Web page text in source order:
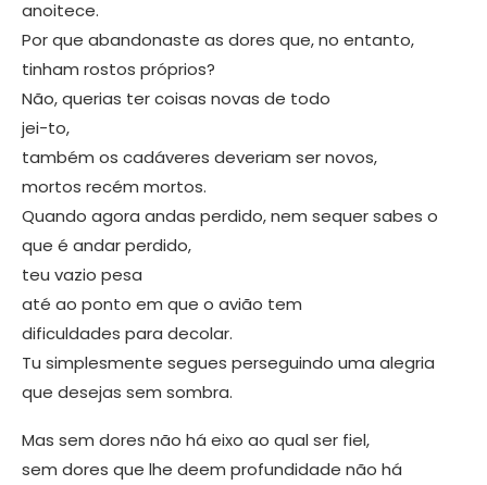
anoitece.
Por que abandonaste as dores que, no entanto,
tinham rostos próprios?
Não, querias ter coisas novas de todo
jei-to,
também os cadáveres deveriam ser novos,
mortos recém mortos.
Quando agora andas perdido, nem sequer sabes o
que é andar perdido,
teu vazio pesa
até ao ponto em que o avião tem
dificuldades para decolar.
Tu simplesmente segues perseguindo uma alegria
que desejas sem sombra.
Mas sem dores não há eixo ao qual ser fiel,
sem dores que lhe deem profundidade não há